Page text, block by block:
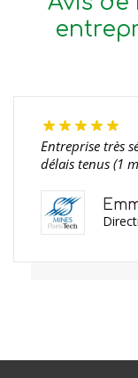
Entreprise très
délais tenus (1